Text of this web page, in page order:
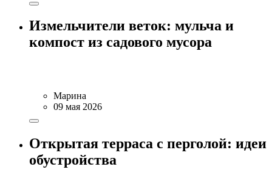
Измельчители веток: мульча и
компост из садового мусора
Марина
09 мая 2026
Открытая терраса с перголой: идеи
обустройства